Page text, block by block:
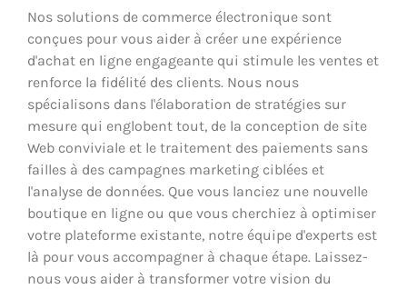
Nos solutions de commerce électronique sont
conçues pour vous aider à créer une expérience
d'achat en ligne engageante qui stimule les ventes et
renforce la fidélité des clients. Nous nous
spécialisons dans l'élaboration de stratégies sur
mesure qui englobent tout, de la conception de site
Web conviviale et le traitement des paiements sans
failles à des campagnes marketing ciblées et
l'analyse de données. Que vous lanciez une nouvelle
boutique en ligne ou que vous cherchiez à optimiser
votre plateforme existante, notre équipe d'experts est
là pour vous accompagner à chaque étape. Laissez-
nous vous aider à transformer votre vision du